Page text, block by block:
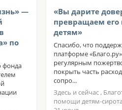
—
по
фонда
«Вы дарите
превращаем
детям»
Спасибо, что
платформе
регулярным
покрыть часть
сопро...
Здесь и сейчас ,
помощи детям-